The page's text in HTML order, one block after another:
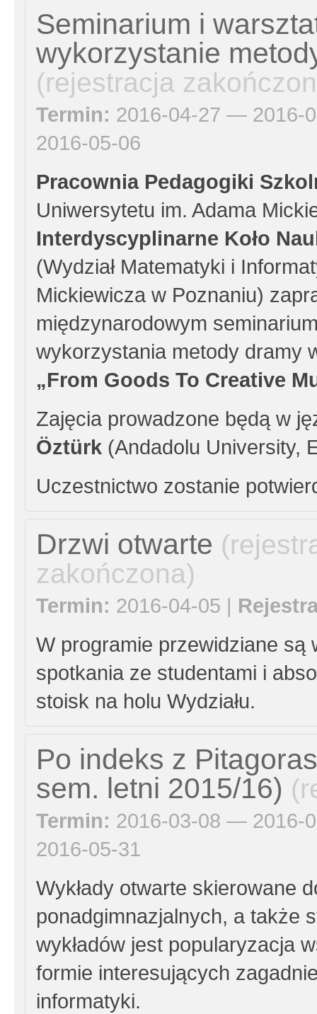
Seminarium i
wykorzystanie
(rejestracja
Termin: 2016-04-27 — 2016-
2016-05-06
Pracownia Pedagogiki
Uniwersytetu im. Adama
Interdyscyplinarne Koło
(Wydział Matematyki i
Mickiewicza w Poznaniu)
międzynarodowym
wykorzystania metody dramy
„From Goods To Creative
Zajęcia prowadzone będą w
Öztürk (Andadolu University,
Uczestnictwo zostanie
Drzwi otwarte
zakończona)
Termin: 2016-04-05 |
W programie przewidziane są
spotkania ze studentami i
stoisk na holu Wydziału.
Po indeks z
sem. letni 2015/16)
Termin: 2016-03-08 — 2016-
2016-05-31
Wykłady otwarte skierowane
ponadgimnazjalnych, a także
wykładów jest popularyzacja
formie interesujących
informatyki.